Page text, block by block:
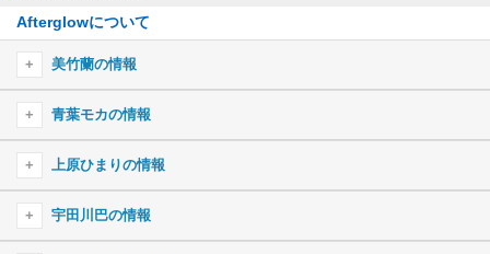
Home Street
キズナミュージック♪
Jumpin’
SAKURA MEMORIES
Returns
Dreamer Go!
Don’t say “lazy”
great escape
アスノヨゾラ哨戒班
READY STEADY GO
Redo
プライド革命
イマジネーション
secret base〜君がくれたもの〜
ドリームパレード
そばかす
MOON PRIDE
ふわふわ時間
はなまるぴっぴはよいこだけ
世界は恋に落ちている
"UNIONS"Road
Song I am.
Break your desire
Avant-garde HISTORY
Blessing Chord
ZEAL of proud
Keep Heart
きらっ☆と キミフェス！
シュガーソングとビターステップ
いーあるふぁんくらぶ
シルエット
ハッピーサマーウェディング
ひまわりの約束
V.I.P
COLORFUL BOX
激動
ヒトリノ夜
劣等上等
恋しさとせつなさと心強さと
ブリキノダンス
DAYBREAK FRONTLINE
CORE PRIDE
革命デュアリズム
檄！帝国華撃団
創聖のアクエリオン
GO!!!
SAVIOR OF SONG
ムーンライト伝説
ドラマツルギー
市ヶ谷有咲のキャラ一覧
Afterglowについて
美竹蘭の情報
美竹蘭のプロフィール
美竹蘭のキャラ一覧
青葉モカの情報
青葉モカのプロフィール
青葉モカのキャラ一覧
上原ひまりの情報
上原ひまりのプロフィール
上原ひまりのキャラ一覧
宇田川巴の情報